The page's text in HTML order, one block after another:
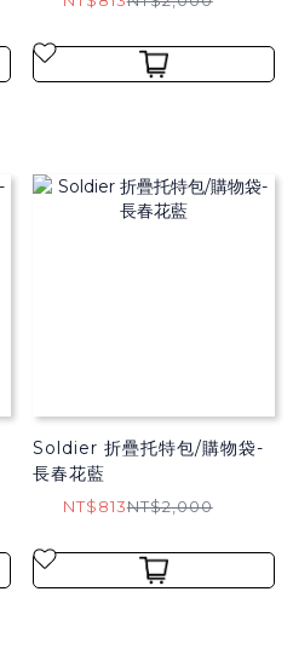
Soldier 折疊托特包/購物袋​-
長春花藍
NT$813NT$2,000